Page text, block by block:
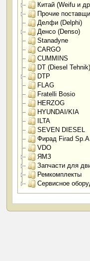
Китай (Weifu и
Прочие
Делфи (Delphi)
Денсо (Denso)
Stanadyne
CARGO
CUMMINS
DT (Diesel Tehnik)
DTP
FLAG
Fratelli Bosio
HERZOG
HYUNDAI/KIA
ILTA
SEVEN DIESEL
Фирад
VDO
ЯМЗ
Запчасти для
Ремкомплекты
Сервисное